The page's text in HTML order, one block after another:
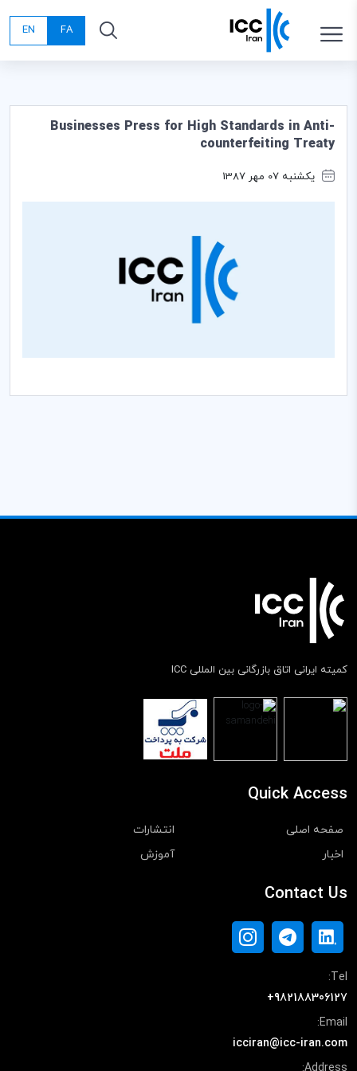
FA
EN
Businesses Press for High Standards in Anti-
counterfeiting Treaty
یکشنبه 07 مهر 1387
کمیته ایرانی اتاق بازرگانی بین المللی ICC
Quick Access
صفحه اصلی
انتشارات
اخبار
آموزش
Contact Us
Tel:
+982188306127
Email:
icciran@icc-iran.com